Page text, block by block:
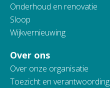
Onderhoud en renovatie
Sloop
Wijkvernieuwing
Over ons
Over onze organisatie
Toezicht en verantwoording